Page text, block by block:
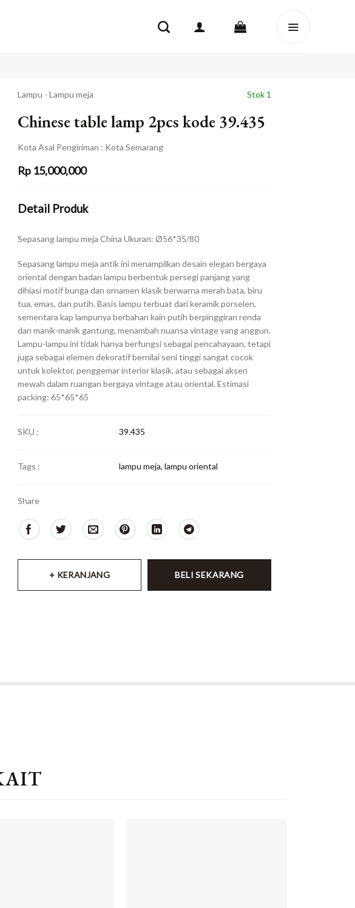
Lampu - Lampu meja Stok 1
Chinese table lamp 2pcs kode 39.435
Kota Asal Pengiriman : Kota Semarang
Rp 15,000,000
Detail Produk
Sepasang lampu meja China Ukuran: Ø56*35/80
Sepasang lampu meja antik ini menampilkan desain elegan bergaya
oriental dengan badan lampu berbentuk persegi panjang yang
dihiasi motif bunga dan ornamen klasik berwarna merah bata, biru
tua, emas, dan putih. Basis lampu terbuat dari keramik porselen,
sementara kap lampunya berbahan kain putih berpinggiran renda
dan manik-manik gantung, menambah nuansa vintage yang anggun.
Lampu-lampu ini tidak hanya berfungsi sebagai pencahayaan, tetapi
juga sebagai elemen dekoratif bernilai seni tinggi sangat cocok
untuk kolektor, penggemar interior klasik, atau sebagai aksen
mewah dalam ruangan bergaya vintage atau oriental. Estimasi
packing: 65*65*65
SKU : 39.435
Tags : lampu meja,lampu oriental
Share
+ KERANJANG BELI SEKARANG